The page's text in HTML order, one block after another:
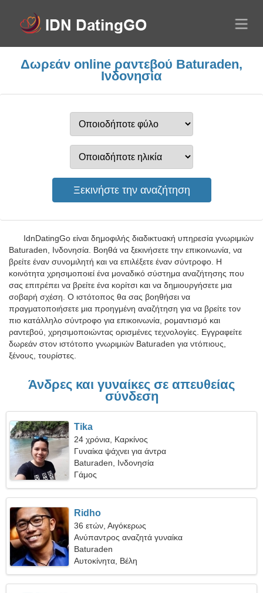
Δωρεάν online ραντεβού Baturaden,
Ινδονησία
IdnDatingGo είναι δημοφιλής διαδικτυακή υπηρεσία γνωριμιών
Baturaden, Ινδονησία. Βοηθά να ξεκινήσετε την επικοινωνία, να
βρείτε έναν συνομιλητή και να επιλέξετε έναν σύντροφο. Η
κοινότητα χρησιμοποιεί ένα μοναδικό σύστημα αναζήτησης που
σας επιτρέπει να βρείτε ένα κορίτσι και να δημιουργήσετε μια
σοβαρή σχέση. Ο ιστότοπος θα σας βοηθήσει να
πραγματοποιήσετε μια προηγμένη αναζήτηση για να βρείτε τον
πιο κατάλληλο σύντροφο για επικοινωνία, ρομαντισμό και
ραντεβού, χρησιμοποιώντας ορισμένες τεχνολογίες. Εγγραφείτε
δωρεάν στον ιστότοπο γνωριμιών Baturaden για ντόπιους,
ξένους, τουρίστες.
Άνδρες και γυναίκες σε απευθείας
σύνδεση
Tika
24 χρόνια, Καρκίνος
Γυναίκα ψάχνει για άντρα
Baturaden, Ινδονησία
Γάμος
Ridho
36 ετών, Αιγόκερως
Ανύπαντρος αναζητά γυναίκα
Baturaden
Αυτοκίνητα, Βέλη